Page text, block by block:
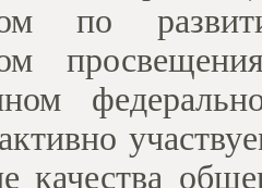
по
качества